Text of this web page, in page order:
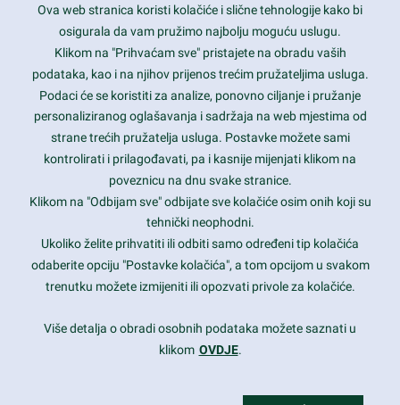
Latest trends and much more...
Contact Info
1600 Amphitheatre Parkway, Mountain View, CA 94043
prothemes.net@gmail.com
Daily: 9:00 am - 6:00 pm
Sunday: Closed
Copyright 2017FRESHFACE© All Rights Reserved
Ova web stranica koristi kolačiće i slične tehnologije kako bi
osigurala da vam pružimo najbolju moguću uslugu.
Klikom na "Prihvaćam sve" pristajete na obradu vaših
podataka, kao i na njihov prijenos trećim pružateljima usluga.
Podaci će se koristiti za analize, ponovno ciljanje i pružanje
personaliziranog oglašavanja i sadržaja na web mjestima od
strane trećih pružatelja usluga. Postavke možete sami
kontrolirati i prilagođavati, pa i kasnije mijenjati klikom na
poveznicu na dnu svake stranice.
Klikom na "Odbijam sve" odbijate sve kolačiće osim onih koji su
tehnički neophodni.
Ukoliko želite prihvatiti ili odbiti samo određeni tip kolačića
odaberite opciju "Postavke kolačića", a tom opcijom u svakom
trenutku možete izmijeniti ili opozvati privole za kolačiće.
Više detalja o obradi osobnih podataka možete saznati u
klikom OVDJE.